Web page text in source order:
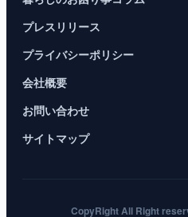
プレスリリース
プライバシーポリシー
会社概要
お問い合わせ
サイトマップ
CopyRight All Right